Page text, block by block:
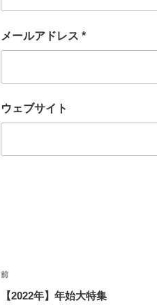
メールアドレス *
ウェブサイト
投
稿
過
去
前
【2022年】年始大特集